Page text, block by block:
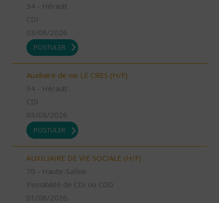
34 - Hérault
CDI
03/08/2026
POSTULER
Auxiliaire de vie LE CRES (H/F)
34 - Hérault
CDI
03/08/2026
POSTULER
AUXILIAIRE DE VIE SOCIALE (H/F)
70 - Haute-Saône
Possibilité de CDI ou CDD
01/08/2026